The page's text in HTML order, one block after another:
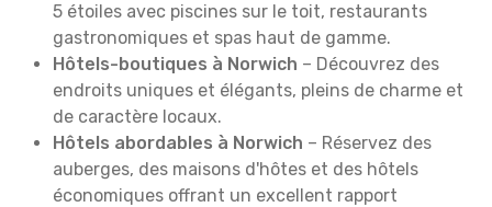
5 étoiles avec piscines sur le toit, restaurants
gastronomiques et spas haut de gamme.
Hôtels-boutiques à Norwich – Découvrez des
endroits uniques et élégants, pleins de charme et
de caractère locaux.
Hôtels abordables à Norwich – Réservez des
auberges, des maisons d'hôtes et des hôtels
économiques offrant un excellent rapport